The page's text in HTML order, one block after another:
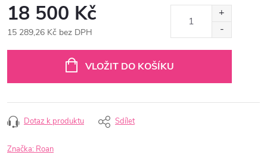
18 500 Kč
15 289,26 Kč bez DPH
VLOŽIT DO KOŠÍKU
Dotaz k produktu Sdílet
Značka: Roan